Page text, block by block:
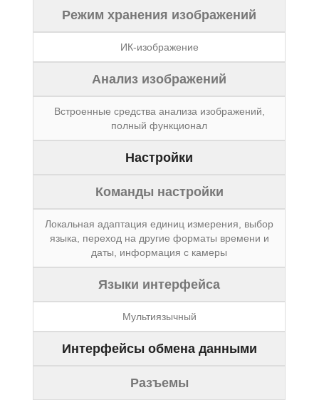
Режим хранения изображений
ИК-изображение
Анализ изображений
Встроенные средства анализа изображений,
полный функционал
Настройки
Команды настройки
Локальная адаптация единиц измерения, выбор
языка, переход на другие форматы времени и
даты, информация с камеры
Языки интерфейса
Мультиязычный
Интерфейсы обмена данными
Разъемы